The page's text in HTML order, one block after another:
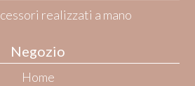
realizzati a mano
Negozio
Home